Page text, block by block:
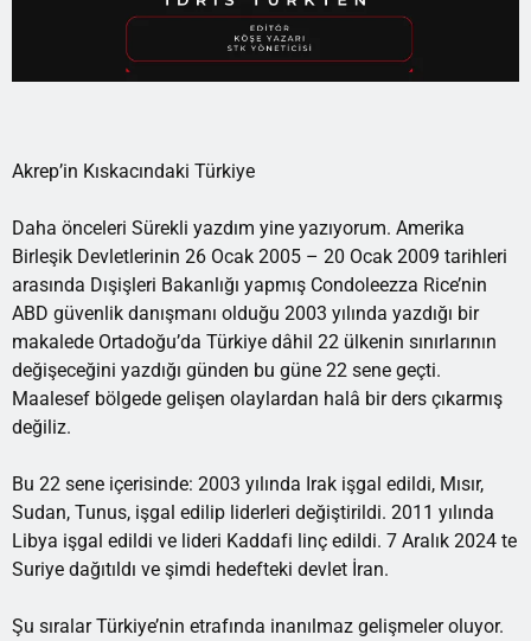
Akrep’in Kıskacındaki Türkiye
Daha önceleri Sürekli yazdım yine yazıyorum. Amerika
Birleşik Devletlerinin 26 Ocak 2005 – 20 Ocak 2009 tarihleri
arasında Dışişleri Bakanlığı yapmış Condoleezza Rice’nin
ABD güvenlik danışmanı olduğu 2003 yılında yazdığı bir
makalede Ortadoğu’da Türkiye dâhil 22 ülkenin sınırlarının
değişeceğini yazdığı günden bu güne 22 sene geçti.
Maalesef bölgede gelişen olaylardan halâ bir ders çıkarmış
değiliz.
Bu 22 sene içerisinde: 2003 yılında Irak işgal edildi, Mısır,
Sudan, Tunus, işgal edilip liderleri değiştirildi. 2011 yılında
Libya işgal edildi ve lideri Kaddafi linç edildi. 7 Aralık 2024 te
Suriye dağıtıldı ve şimdi hedefteki devlet İran.
Şu sıralar Türkiye’nin etrafında inanılmaz gelişmeler oluyor.